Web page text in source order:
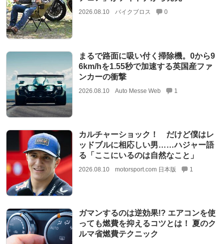
2026.08.10 バイクブロス 0
まるで路面に吸い付く掃除機。0から9
6km/hを1.55秒で加速する英国産ファ
ンカーの衝撃
2026.08.10 Auto Messe Web 1
カルチャーショック！ だけど僕はレ
ッドブルに相応しい男……ハジャー語
る「ここにいるのは自然なこと」
2026.08.10 motorsport.com 日本版 1
ガマンするのは逆効果!? エアコンを使
っても燃費を抑えるコツとは！ 夏のク
ルマ省燃費テクニック